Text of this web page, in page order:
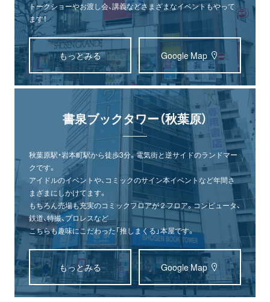
トークショーやお渡し会、講義などさまざまなイベントもやって
ます！
もっとみる Google Map
書泉ブックタワー（秋葉原）
秋葉原駅・岩本町駅から徒歩3分。電気街と逆サイドのランドマー
クです。
アイドルのイベントや、コミックのサイン本イベントなど年間さ
まざまにしかけてます。
もちろん売場も充実のコミックフロアが２フロア。コンピュータ、
鉄道、特撮、プロレスなど
こちらも趣味にこだわった「推しまくる」本屋です。
もっとみる Google Map